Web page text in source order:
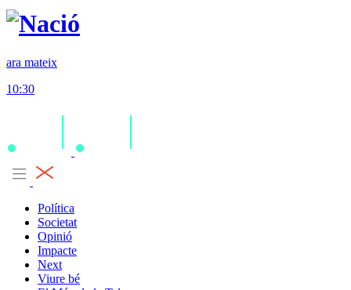
ara mateix
10:30
Política
Societat
Opinió
Impacte
Next
Viure bé